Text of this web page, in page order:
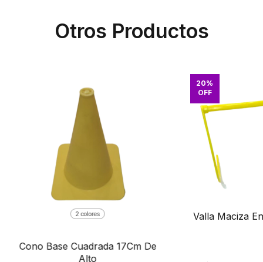
Otros Productos
2 colores
Cono Base Cuadrada 17Cm De
Alto
20%
OFF
Valla Maciza